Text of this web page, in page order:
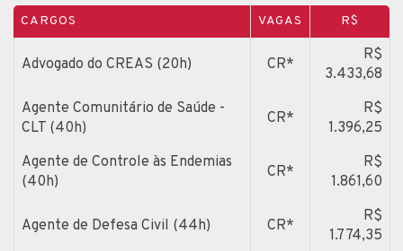
CARGOS VAGAS R$
Advogado do CREAS (20h) CR*
R$
3.433,68
Agente Comunitário de Saúde -
CLT (40h)
CR*
R$
1.396,25
Agente de Controle às Endemias
(40h)
CR*
R$
1.861,60
Agente de Defesa Civil (44h) CR*
R$
1.774,35